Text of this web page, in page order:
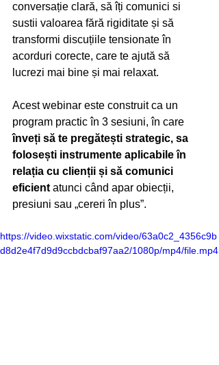
conversație clară, să îți comunici si
sustii valoarea fără rigiditate și să
transformi discuțiile tensionate în
acorduri corecte, care te ajută să
lucrezi mai bine și mai relaxat.
Acest webinar este construit ca un
program practic în 3 sesiuni, în care
înveți să te pregătești strategic, sa
folosești instrumente aplicabile în
relația cu clienții și să comunici
eficient atunci când apar obiecții,
presiuni sau „cereri în plus”.
https://video.wixstatic.com/video/63a0c2_4356c9b
d8d2e4f7d9d9ccbdcbaf97aa2/1080p/mp4/file.mp4